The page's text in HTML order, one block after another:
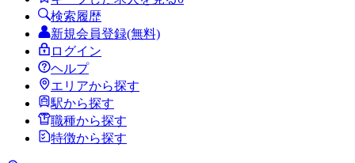
検索履歴
新規会員登録(無料)
ログイン
ヘルプ
エリアから探す
駅から探す
職種から探す
特徴から探す